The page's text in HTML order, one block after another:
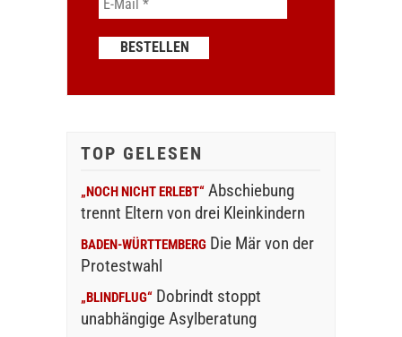
TOP GELESEN
„NOCH NICHT ERLEBT“ Abschiebung
trennt Eltern von drei Kleinkindern
BADEN-WÜRTTEMBERG Die Mär von der
Protestwahl
„BLINDFLUG“ Dobrindt stoppt
unabhängige Asylberatung